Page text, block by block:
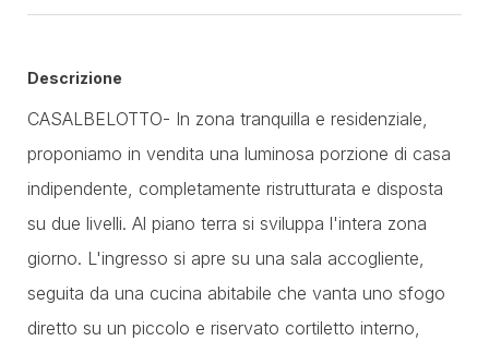
Descrizione
CASALBELOTTO- In zona tranquilla e residenziale,
proponiamo in vendita una luminosa porzione di casa
indipendente, completamente ristrutturata e disposta
su due livelli. Al piano terra si sviluppa l'intera zona
giorno. L'ingresso si apre su una sala accogliente,
seguita da una cucina abitabile che vanta uno sfogo
diretto su un piccolo e riservato cortiletto interno,